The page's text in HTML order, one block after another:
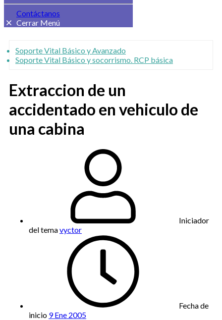
Contáctanos
Cerrar Menú
Soporte Vital Básico y Avanzado
Soporte Vital Básico y socorrismo. RCP básica
Extraccion de un
accidentado en vehiculo de
una cabina
Iniciador
del temavyctor
Fecha de
inicio 9 Ene 2005